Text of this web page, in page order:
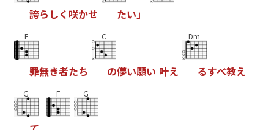
誇ら しく 咲かせ たい」
F
罪無き者たち
C
の儚い願い 叶え
Dm
るすべ教え
G F G